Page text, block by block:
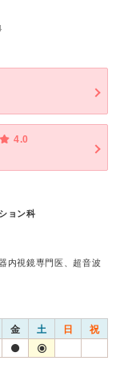
4.0
ョン科
内視鏡専門医、超音波
金 土 日 祝